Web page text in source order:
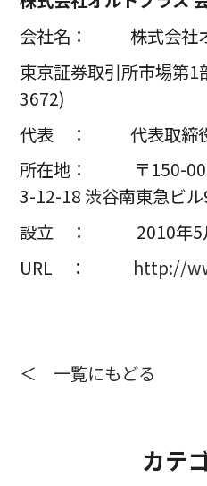
会社名： 株式会社
東京証券取引所市場第1
3672)
代表 ： 代表取締役
所在地： 〒150-
3-12-18 渋谷南東急ビル
設立 ： 2010年5
URL ： http://
＜ 一覧にもどる
カテ